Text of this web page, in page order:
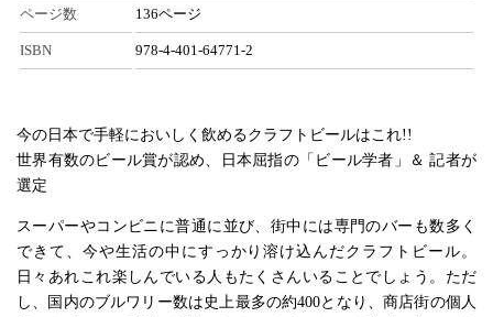
ページ数 136ページ
ISBN 978-4-401-64771-2
今の日本で手軽においしく飲めるクラフトビールはこれ!!
世界有数のビール賞が認め、日本屈指の「ビール学者」＆ 記者が
選定
スーパーやコンビニに普通に並び、街中には専門のバーも数多く
できて、今や生活の中にすっかり溶け込んだクラフトビール。
日々あれこれ楽しんでいる人もたくさんいることでしょう。ただ
し、国内のブルワリー数は史上最多の約400となり、商店街の個人